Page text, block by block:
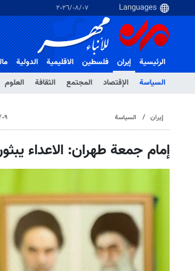
٠٧‏/٠٨‏/٢٠٢٦
الرئيسية
إيران
السياسة
الإقتصاد المجتمع الثقافة العلوم
فلسطین الاقلیمیة الدولية
إيران السياسة ٠٩‏/١١‏/٢٠١٨، ١:٠٧ م
إمام جمعة طهران: الاعداء